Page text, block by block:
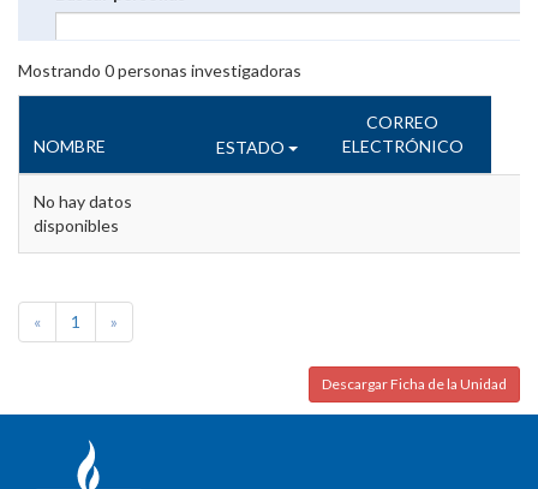
Mostrando 0personas investigadoras
NOMBRE ESTADO
CORREO
ELECTRÓNICO
No hay datos
disponibles
« 1 »
Descargar Ficha de la Unidad